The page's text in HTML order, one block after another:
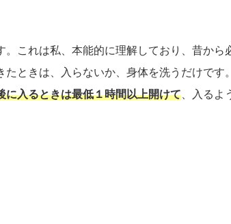
。これは私、本能的に理解しており、昔から
ときは、入らないか、身体を洗うだけです
に入るときは最低１時間以上開けて 、入るよ